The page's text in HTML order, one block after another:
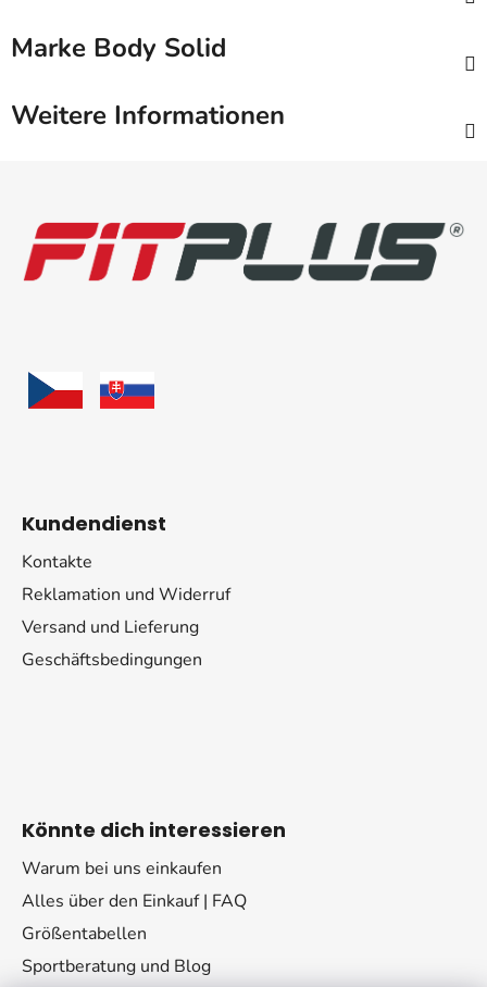
Marke Body Solid
Weitere Informationen
Kundendienst
Kontakte
Reklamation und Widerruf
Versand und Lieferung
Geschäftsbedingungen
Könnte dich interessieren
Warum bei uns einkaufen
Alles über den Einkauf | FAQ
Größentabellen
Sportberatung und Blog